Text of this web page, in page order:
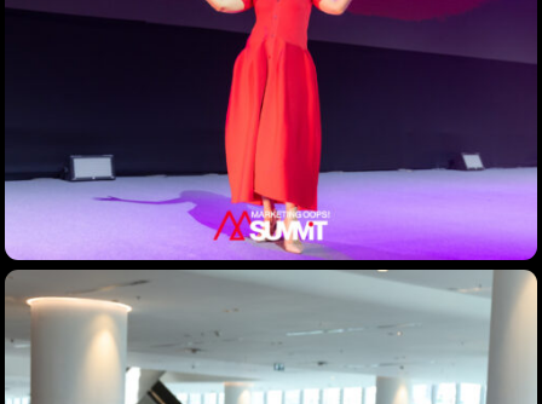
Home
Schedules
Speakers
About